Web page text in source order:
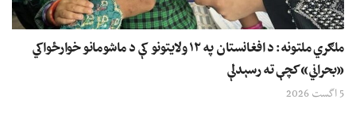
ملګري ملتونه: د افغانستان په ۱۲ ولایتونو کې د ماشومانو خوارځواکي
«بحراني» کچې ته رسېدلې
5 اگست 2026